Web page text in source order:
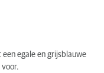
een egale en grijsblauwe